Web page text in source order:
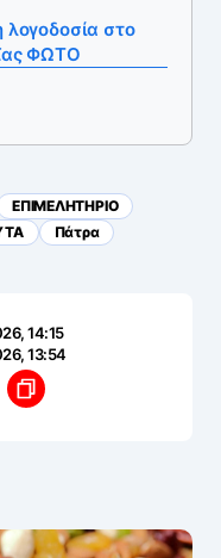
λογοδοσία στο
ΦΩΤΟ
ΕΠΙΜΕΛΗΤΗΡΙΟ
Πάτρα
14:15
13:54